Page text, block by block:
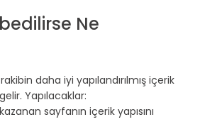
Ne
daha iyi yapılandırılmış içerik
Yapılacaklar:
sayfanın içerik yapısını